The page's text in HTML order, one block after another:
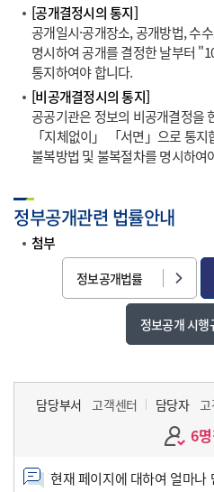
[공개결정시의 통지]
공개일시·공개장소, 공개방법, 수
명시하여 공개를 결정한 날부터
통지하여야 합니다.
[비공개결정시의 통지]
공공기관은 정보의 비공개결정을
「지체없이」 「서면」으로 통
불복방법 및 불복절차를 명시하여
정부공개관련 법률안내
첨부
정보공개법률
정보공개 시행
담당부서 고객센터 담당자 고
6명
현재 페이지에 대하여 얼마나